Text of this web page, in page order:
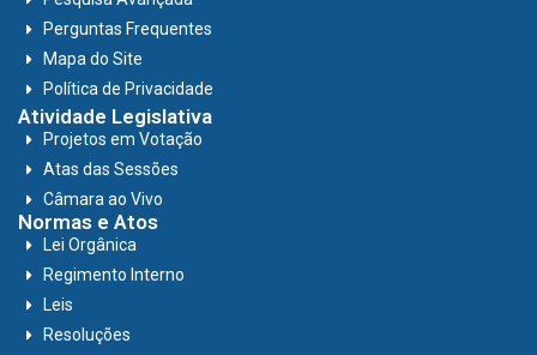
Perguntas Frequentes
Mapa do Site
Política de Privacidade
Atividade Legislativa
Projetos em Votação
Atas das Sessões
Câmara ao Vivo
Normas e Atos
Lei Orgânica
Regimento Interno
Leis
Resoluções